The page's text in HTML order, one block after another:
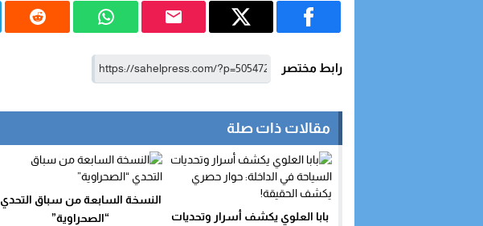
رابط مختصر
مقالات ذات صلة
بابا العلوي يكشف أسرار وتحديات
النسخة السابعة من سباق التحدي
“الصحراوية”